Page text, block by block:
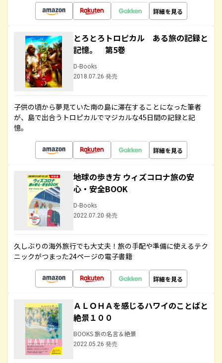
詳細を見る
とろとろトロピカル ある旅の記録と
記憶。 第5巻
D-Books
2018.07.26 発売
子供の頃から夢見ていた南の島に滞在することになった筆者
が、島で出合うトロピカルでマジカルな45日間の記録と記
憶。
詳細を見る
地球の歩き方 ウィズコロナ旅の安
心・安全BOOK
D-Books
2022.07.20 発売
久しぶりの海外旅行でも大丈夫！旅の手配や準備に使えるテク
ニックがつまった24ページの電子書籍
詳細を見る
ＡＬＯＨＡを感じるハワイのことばと
絶景１００
BOOKS 旅の名言＆絶景
2022.05.26 発売